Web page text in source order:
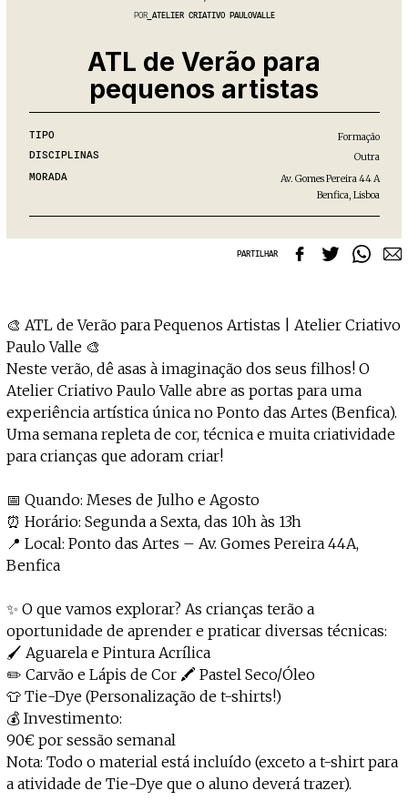
Estatuto Editorial
Política de privacidade
Contactar
Política de privacidade - App
Coffeelabs Cursos curtos
— apoia o Coffeepaste e ajuda-nos a chegar mais longe. Mantém viva a cultura
POR ATELIER CRIATIVO PAULOVALLE
ATL de Verão para
pequenos artistas
TIPO Formação
DISCIPLINAS Outra
MORADA
Av. Gomes Pereira 44 A
Benfica, Lisboa
PARTILHAR
🎨 ATL de Verão para Pequenos Artistas | Atelier Criativo
Paulo Valle 🎨
Neste verão, dê asas à imaginação dos seus filhos! O
Atelier Criativo Paulo Valle abre as portas para uma
experiência artística única no Ponto das Artes (Benfica).
Uma semana repleta de cor, técnica e muita criatividade
para crianças que adoram criar!
📅 Quando: Meses de Julho e Agosto
⏰ Horário: Segunda a Sexta, das 10h às 13h
📍 Local: Ponto das Artes – Av. Gomes Pereira 44A,
Benfica
✨ O que vamos explorar? As crianças terão a
oportunidade de aprender e praticar diversas técnicas:
🖌️ Aguarela e Pintura Acrílica
✏️ Carvão e Lápis de Cor 🖍️ Pastel Seco/Óleo
👕 Tie-Dye (Personalização de t-shirts!)
💰 Investimento:
90€ por sessão semanal
Nota: Todo o material está incluído (exceto a t-shirt para
a atividade de Tie-Dye que o aluno deverá trazer).